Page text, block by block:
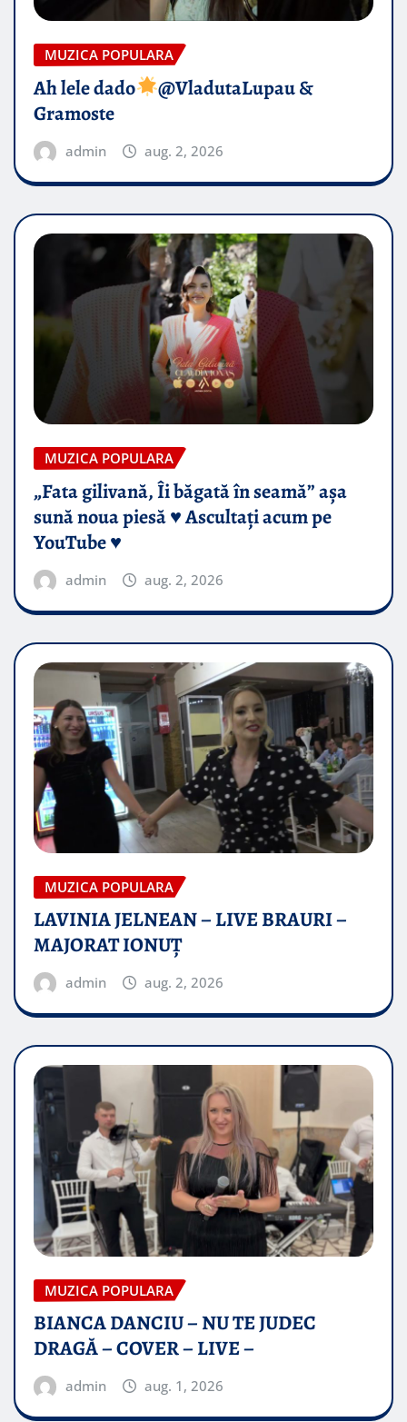
MUZICA POPULARA
Ah lele dado​
@VladutaLupau &
Gramoste
admin aug. 2, 2026
MUZICA POPULARA
„Fata gilivană, Îi băgată în seamă” așa
sună noua piesă ♥️ Ascultați acum pe
YouTube ♥️
admin aug. 2, 2026
MUZICA POPULARA
LAVINIA JELNEAN – LIVE BRAURI –
MAJORAT IONUŢ
admin aug. 2, 2026
MUZICA POPULARA
BIANCA DANCIU – NU TE JUDEC
DRAGĂ – COVER – LIVE –
admin aug. 1, 2026